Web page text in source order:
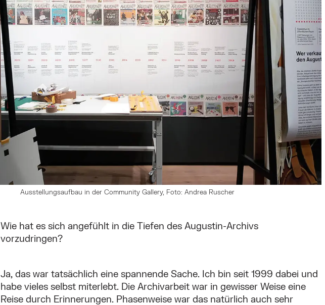
Ausstellungsaufbau in der Community Gallery, Foto: Andrea Ruscher
Wie hat es sich angefühlt in die Tiefen des Augustin-Archivs
vorzudringen?
Ja, das war tatsächlich eine spannende Sache. Ich bin seit 1999 dabei und
habe vieles selbst miterlebt. Die Archivarbeit war in gewisser Weise eine
Reise durch Erinnerungen. Phasenweise war das natürlich auch sehr